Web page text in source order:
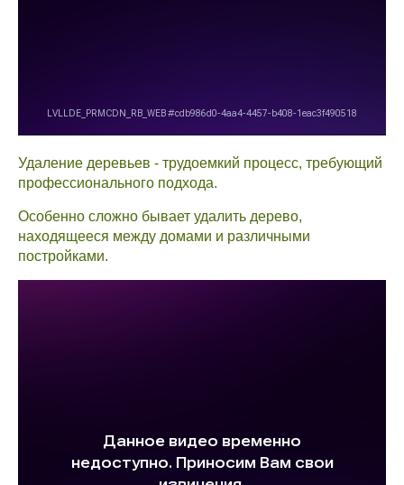
Удаление деревьев - трудоемкий процесс, требующий
профессионального подхода.
Особенно сложно бывает удалить дерево,
находящееся между домами и различными
постройками.